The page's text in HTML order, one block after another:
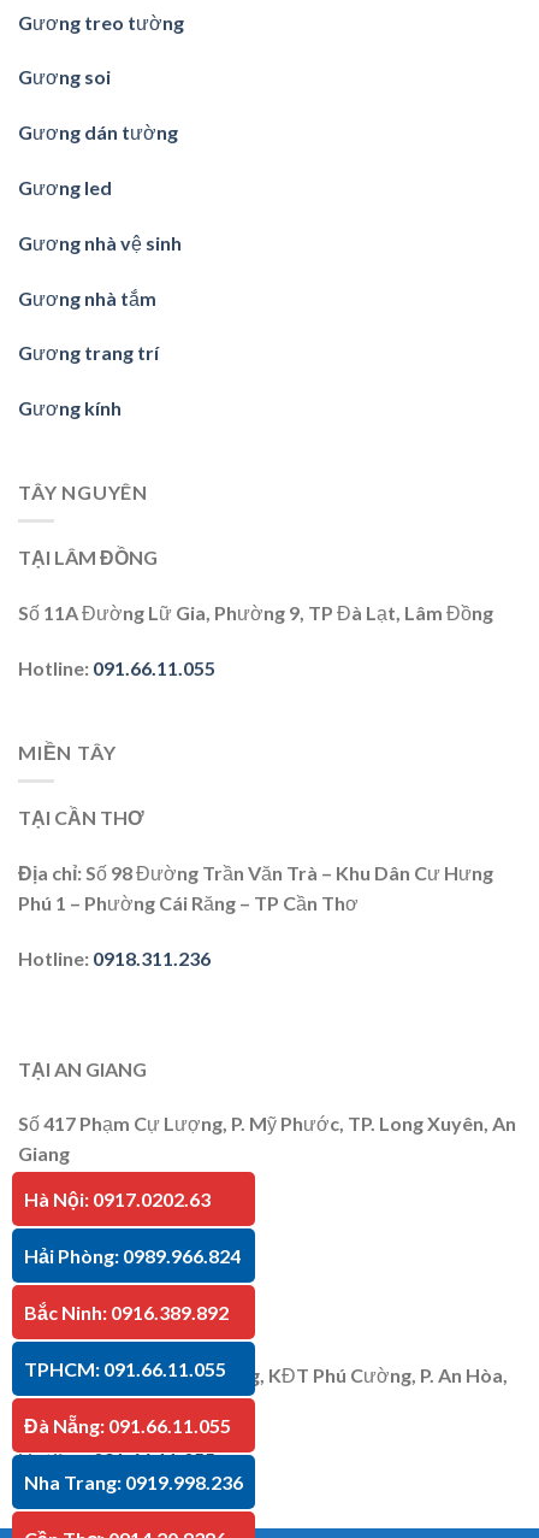
Gương treo tường
Gương soi
Gương dán tường
Gương led
Gương nhà vệ sinh
Gương nhà tắm
Gương trang trí
Gương kính
TÂY NGUYÊN
TẠI LÂM ĐỒNG
Số 11A Đường Lữ Gia, Phường 9, TP Đà Lạt, Lâm Đồng
Hotline: 091.66.11.055
MIỀN TÂY
TẠI CẦN THƠ
Địa chỉ: Số 98 Đường Trần Văn Trà – Khu Dân Cư Hưng
Phú 1 – Phường Cái Răng – TP Cần Thơ
Hotline: 0918.311.236
TẠI AN GIANG
Số 417 Phạm Cự Lượng, P. Mỹ Phước, TP. Long Xuyên, An
Giang
Hotline: 091.66.11.055
TẠI KIÊN GIANG
P30 Căn 07 Trần Bạch Đằng, KĐT Phú Cường, P. An Hòa,
TP. Rạch Giá, Kiên Giang
Hotline:091.66.11.055
Hà Nội: 0917.0202.63
Hải Phòng: 0989.966.824
Bắc Ninh: 0916.389.892
TPHCM: 091.66.11.055
Đà Nẵng: 091.66.11.055
Nha Trang: 0919.998.236